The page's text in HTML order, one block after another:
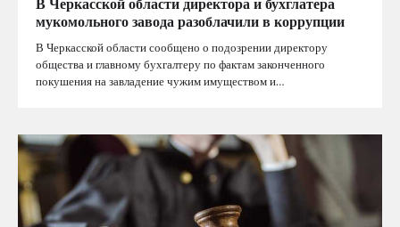
мукомольного завода разоблачили в коррупции
В Черкасской области сообщено о подозрении директору
общества и главному бухгалтеру по фактам законченного
покушения на завладение чужим имуществом и…